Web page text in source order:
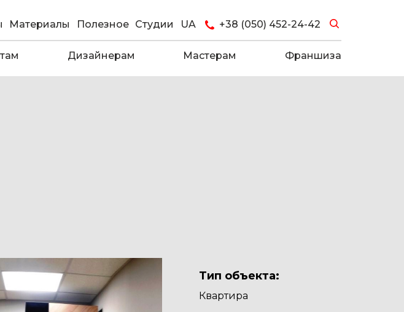
Материалы Полезное Студии UA +38 (050) 452-24-42
Дизайнерам Мастерам Франшиза
Тип объекта:
Квартира